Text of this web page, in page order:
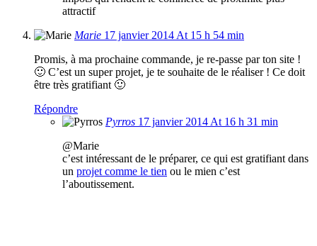
attractif
Marie 17 janvier 2014 At 15 h 54 min
Promis, à ma prochaine commande, je re-passe par ton site !
🙂 C’est un super projet, je te souhaite de le réaliser ! Ce doit
être très gratifiant 🙂
Répondre
Pyrros 17 janvier 2014 At 16 h 31 min
@Marie
c’est intéressant de le préparer, ce qui est gratifiant dans
un projet comme le tien ou le mien c’est
l’aboutissement.